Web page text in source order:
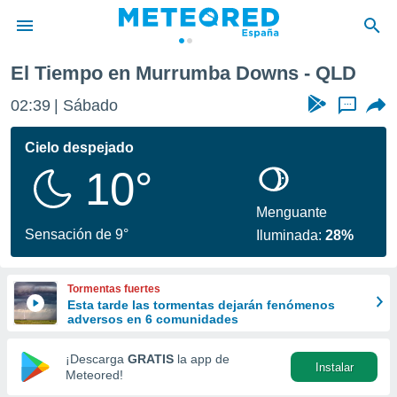
de
por
se
calidad.
a este
las
y
forma
digital
basada
El Tiempo en Murrumba Downs - QLD
02:39 Sábado ...
Cielo despejado
10°
Sensación de 9°
Menguante
Iluminada:28%
Tormentas fuertes
Esta tarde las tormentas dejarán fenómenos
adversos en 6 comunidades
¡Descarga GRATIS la app de
Meteored!
Instalar